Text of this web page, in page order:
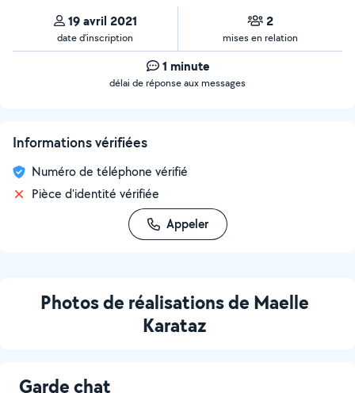
19 avril 2021
date d’inscription
2
mises en relation
1 minute
délai de réponse aux messages
Informations vérifiées
Numéro de téléphone vérifié
Pièce d'identité vérifiée
Appeler
Photos de réalisations de Maelle
Karataz
Garde chat